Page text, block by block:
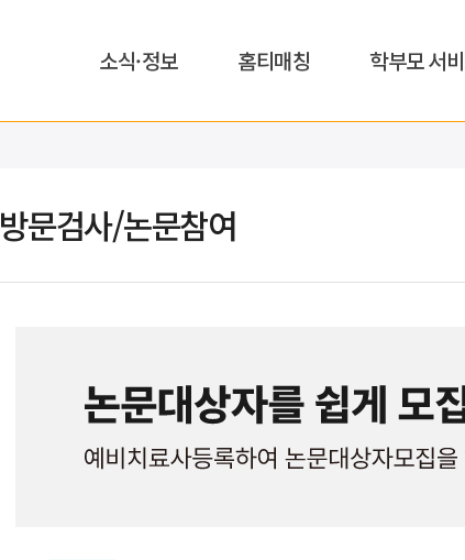
소식·정보 홈티매칭 학부모 서
방문검사/논문참여